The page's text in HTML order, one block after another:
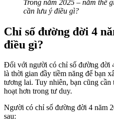
Trong năm 2025 – năm thế
cần lưu ý điều gì?
Chỉ số đường đời 4
điều gì?
Đối với người có chỉ số đường đời
là thời gian đầy tiềm năng để bạn
tương lai. Tuy nhiên, bạn cũng
hoạt hơn trong tư duy.
Người có chỉ số đường đời 4 năm
sau: